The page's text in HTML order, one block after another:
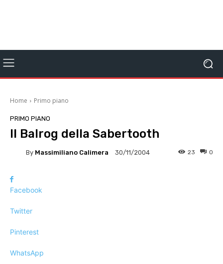
Home Primo piano
PRIMO PIANO
Il Balrog della Sabertooth
By Massimiliano Calimera 30/11/2004 0
23
Facebook
Twitter
Pinterest
WhatsApp